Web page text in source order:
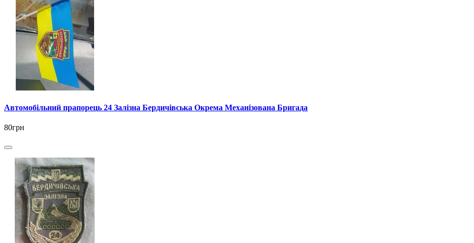
Автомобільний прапорець 24 Залізна Бердичівська Окрема Механізована Бригада
80грн